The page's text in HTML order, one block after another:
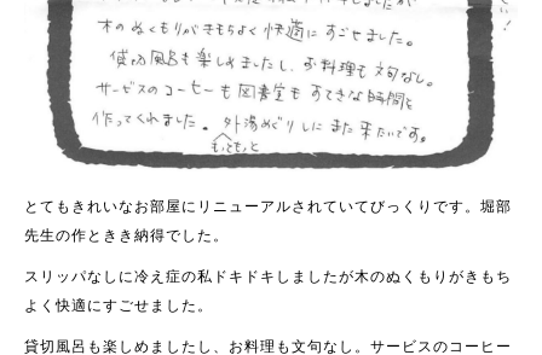
とてもきれいなお部屋にリニューアルされていてびっくりです。堀部
先生の作ときき納得でした。
スリッパなしに冷え症の私ドキドキしましたが木のぬくもりがきもち
よく快適にすごせました。
貸切風呂も楽しめましたし、お料理も文句なし。サービスのコーヒー